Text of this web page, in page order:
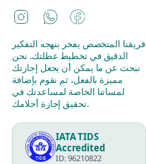
Instagram
WhatsAppFacebook
فريقنا المتخصص يفخر بنهجه التفكير
الدقيق في تخطيط عطلتك. نحن
نبحث عن ما يمكن أن يجعل إجازتك
مميزة بالفعل، ثم نقوم بإضافة
لمساتنا الخاصة لمساعدتك في
تحقيق إجازة أحلامك.
IATA TIDS
Accredited
ID: 96210822